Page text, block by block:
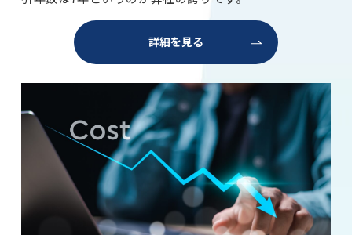
詳細を見る